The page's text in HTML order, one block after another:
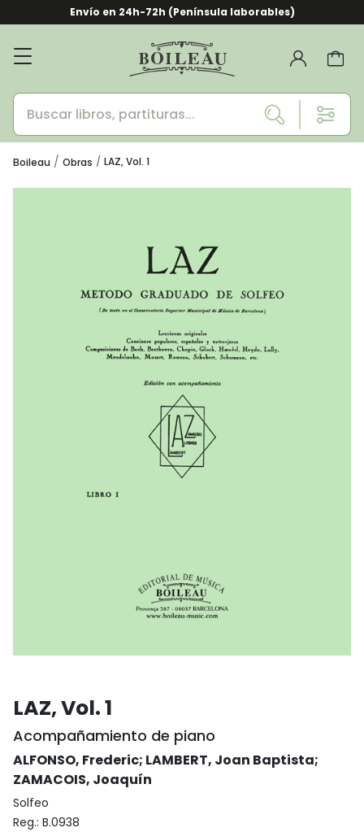
Envío en 24h-72h (Península laborables)
Boileau Obras LAZ, Vol. 1
LAZ, Vol. 1
Acompañamiento de piano
ALFONSO, Frederic; LAMBERT, Joan Baptista;
ZAMACOIS, Joaquín
Solfeo
Reg.: B.0938